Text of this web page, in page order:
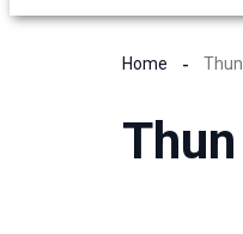
Home Thun
Thun